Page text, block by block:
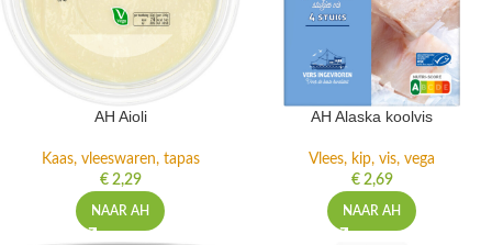
AH Aioli
Kaas, vleeswaren, tapas
€2,29
NAAR AH
AH Alaska koolvis
Vlees, kip, vis, vega
€2,69
NAAR AH